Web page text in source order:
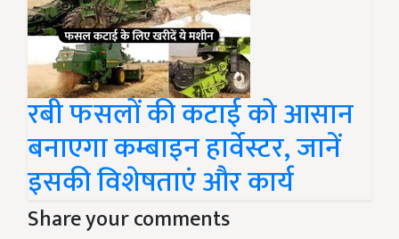
रबी फसलों की कटाई को आसान
बनाएगा कम्बाइन हार्वेस्टर, जानें
इसकी विशेषताएं और कार्य
Share your comments